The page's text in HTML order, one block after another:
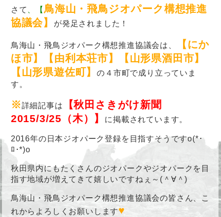
さて 、【 鳥海山・飛鳥ジオパーク構想推進
協議会】
が発足されました！
鳥海山・飛鳥ジオパーク構想推進協議会は、
【にか
ほ市】【由利本荘市】【山形県酒田市】
【山形県遊佐町】の４市町で成り立っていま
す。
※詳細記事は
【秋田さきがけ新聞
2015/3/25（木）】
に掲載されています。
2016年の日本ジオパーク登録を目指すそうですo(*･
ﾛ･*)o
秋田県内にもたくさんのジオパークやジオパークを目
指す地域が増えてきて嬉しいですねぇ～(＾∀＾)
鳥海山・飛鳥ジオパーク構想推進協議会の皆さん、こ
れからよろしくお願いします♥